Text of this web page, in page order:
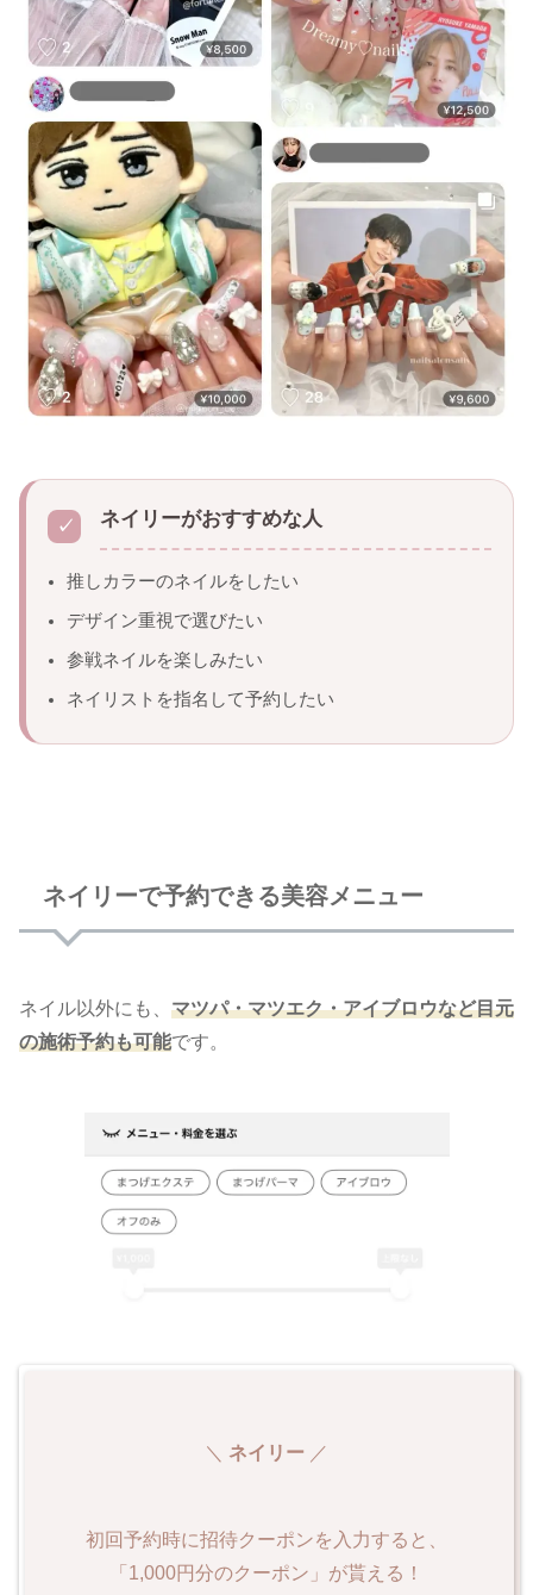
ネイリーがおすすめな人
推しカラーのネイルをしたい
デザイン重視で選びたい
参戦ネイルを楽しみたい
ネイリストを指名して予約したい
ネイリーで予約できる美容メニュー
ネイル以外にも、 マツパ・マツエク・アイブロウなど目元
の施術予約も可能です。
＼ ネイリー ／
初回予約時に招待クーポンを入力すると、
「1,000円分のクーポン」が貰える！